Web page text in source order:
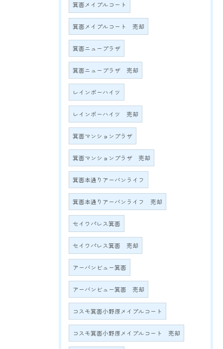
箕面メイプルコート
箕面メイプルコート 売却
箕面ニュープラザ
箕面ニュープラザ 売却
レインボーハイツ
レインボーハイツ 売却
箕面マンションプラザ
箕面マンションプラザ 売却
箕面本通りアーバンライフ
箕面本通りアーバンライフ 売却
セイワパレス箕面
セイワパレス箕面 売却
アーバンビュー箕面
アーバンビュー箕面 売却
コスモ箕面小野原メイプルコート
コスモ箕面小野原メイプルコート 売却